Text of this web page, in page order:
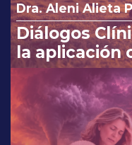
Dra. Aleni Alieta
Diálogos
la aplicación
Osteoartritis